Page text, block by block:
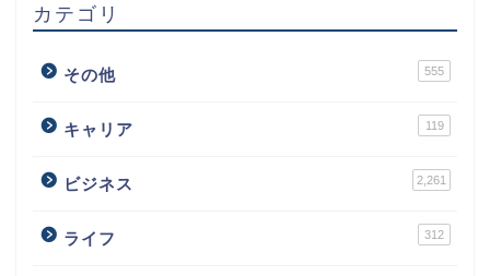
カテゴリ
その他 555
キャリア 119
ビジネス 2,261
ライフ 312